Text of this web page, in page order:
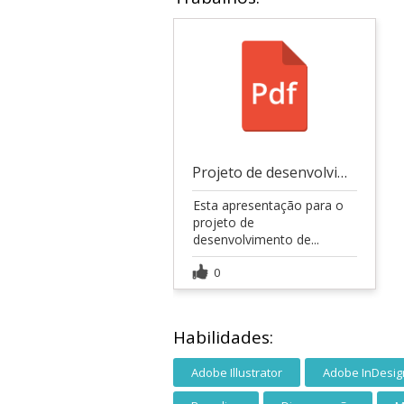
Projeto de desenvolvimento de longa-metragem: As
Esta apresentação para o
projeto de
desenvolvimento de...
0
Habilidades:
Adobe Illustrator Adobe